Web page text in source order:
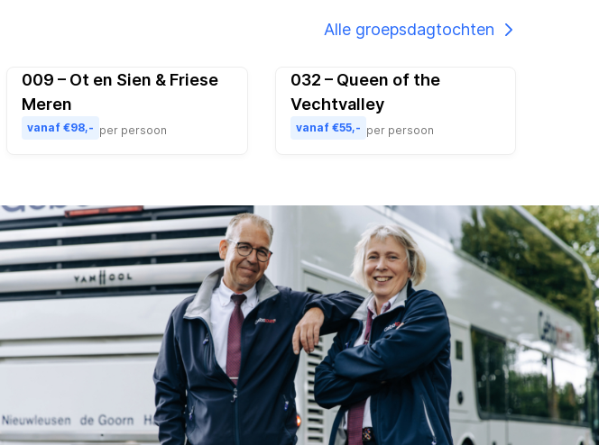
Alle groepsdagtochten
009 – Ot en Sien & Friese
Meren
vanaf €98,- per persoon
032 – Queen of the
Vechtvalley
vanaf €55,- per persoon